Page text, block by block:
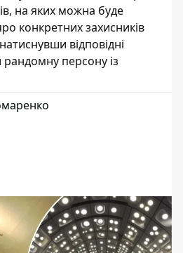
на яких можна буде
конкретних захисників
відповідні
персону із